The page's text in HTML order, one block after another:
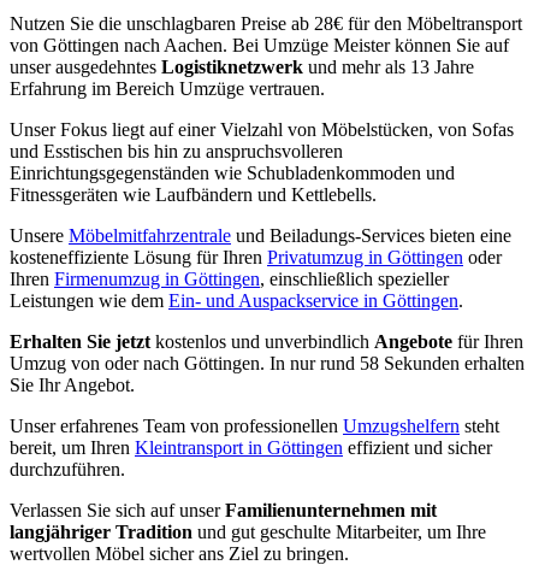
Nutzen Sie die unschlagbaren Preise ab 28€ für den Möbeltransport
von Göttingen nach Aachen. Bei Umzüge Meister können Sie auf
unser ausgedehntes Logistiknetzwerk und mehr als 13 Jahre
Erfahrung im Bereich Umzüge vertrauen.
Unser Fokus liegt auf einer Vielzahl von Möbelstücken, von Sofas
und Esstischen bis hin zu anspruchsvolleren
Einrichtungsgegenständen wie Schubladenkommoden und
Fitnessgeräten wie Laufbändern und Kettlebells.
Unsere Möbelmitfahrzentrale und Beiladungs-Services bieten eine
kosteneffiziente Lösung für Ihren Privatumzug in Göttingen oder
Ihren Firmenumzug in Göttingen, einschließlich spezieller
Leistungen wie dem Ein- und Auspackservice in Göttingen.
Erhalten Sie jetzt kostenlos und unverbindlich Angebote für Ihren
Umzug von oder nach Göttingen. In nur rund 58 Sekunden erhalten
Sie Ihr Angebot.
Unser erfahrenes Team von professionellen Umzugshelfern steht
bereit, um Ihren Kleintransport in Göttingen effizient und sicher
durchzuführen.
Verlassen Sie sich auf unserFamilienunternehmen mit
langjähriger Tradition und gut geschulte Mitarbeiter, um Ihre
wertvollen Möbel sicher ans Ziel zu bringen.